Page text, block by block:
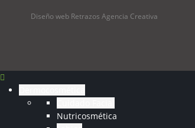
Diseño web Retrazos Agencia Creativa
Nutricosmética